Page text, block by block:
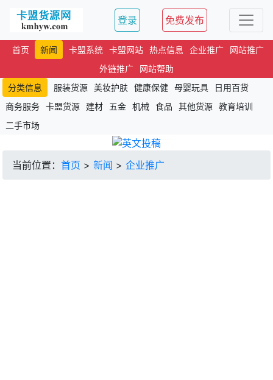
登录 免费发布
首页 新闻 卡盟系统 卡盟网站 热点信息 企业推广
网站推广
外链推广
网站帮助
分类信息
服装货源 美妆护肤 健康保健 母婴玩具
日用百货
商务服务 卡盟货源 建材 五金 机械 食品 其他货源 教育培训
二手市场
当前位置： 首页 > 新闻 > 企业推广